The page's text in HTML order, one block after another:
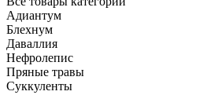
Адиантум
Блехнум
Даваллия
Нефролепис
Пряные травы
Суккуленты